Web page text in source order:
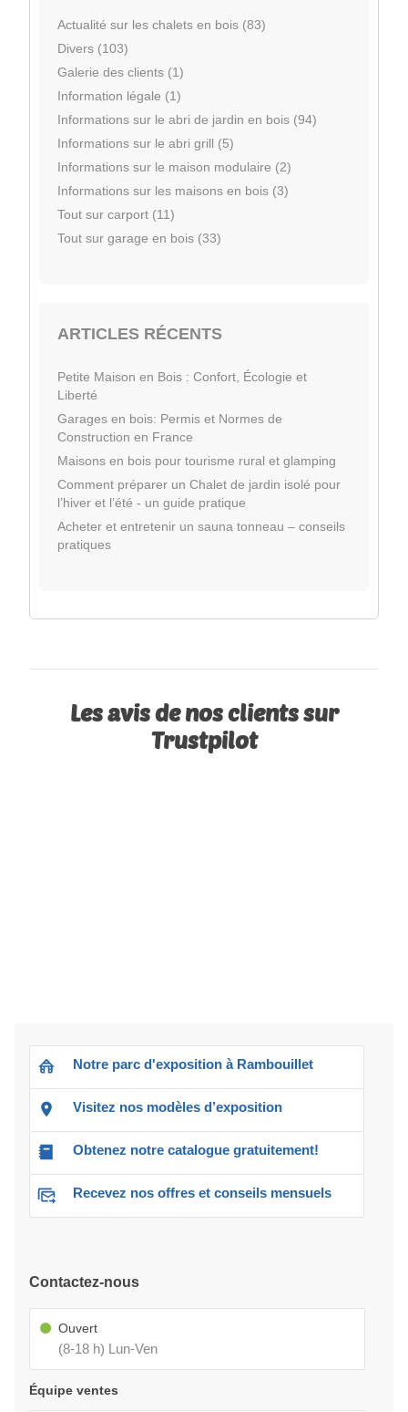
Actualité sur les chalets en bois (83)
Divers (103)
Galerie des clients (1)
Information légale (1)
Informations sur le abri de jardin en bois (94)
Informations sur le abri grill (5)
Informations sur le maison modulaire (2)
Informations sur les maisons en bois (3)
Tout sur carport (11)
Tout sur garage en bois (33)
ARTICLES RÉCENTS
Petite Maison en Bois : Confort, Écologie et
Liberté
Garages en bois: Permis et Normes de
Construction en France
Maisons en bois pour tourisme rural et glamping
Comment préparer un Chalet de jardin isolé pour
l’hiver et l’été - un guide pratique
Acheter et entretenir un sauna tonneau – conseils
pratiques
Les avis de nos clients sur
Trustpilot
Notre parc d'exposition à Rambouillet
Visitez nos modèles d’exposition
Obtenez notre catalogue gratuitement!
Recevez nos offres et conseils mensuels
Contactez-nous
Ouvert
(8-18 h) Lun-Ven
Équipe ventes